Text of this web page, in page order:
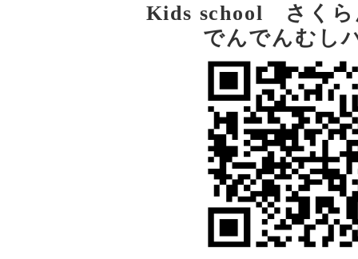
Kids school さく
でんでんむし